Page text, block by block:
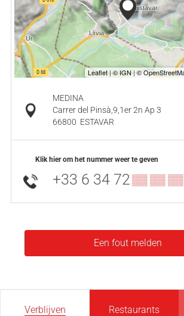
MEDINA
Carrer del Pinsà,9,1er 2n Ap 3
66800 ESTAVAR
Klik hier om het nummer weer te geven
+33 6 34 72▒▒ ▒▒ ▒▒
Een fout melden
Verblijven Restaurants